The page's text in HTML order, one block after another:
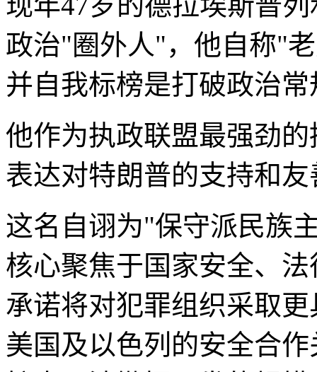
政治"圈外人"，他自称"
并自我标榜是打破政治
他作为执政联盟最强劲
表达对特朗普的支持和
这名自诩为"保守派民族
核心聚焦于国家安全、
承诺将对犯罪组织采取
美国及以色列的安全合